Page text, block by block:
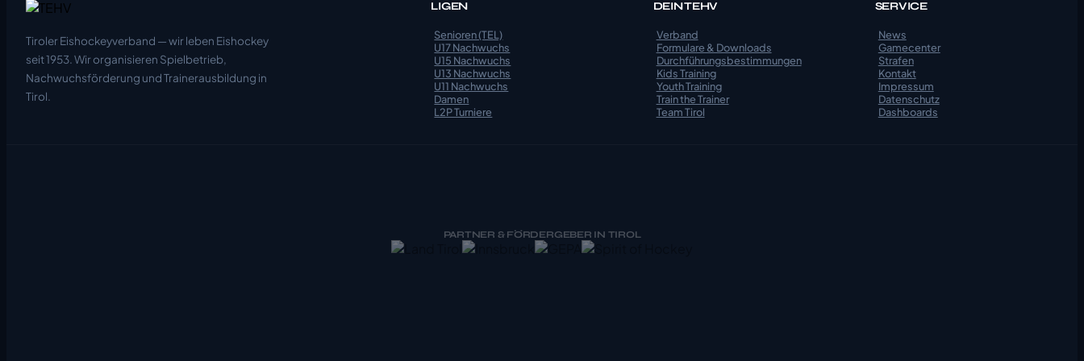
Tiroler Eishockeyverband — wir leben Eishockey
seit 1953. Wir organisieren Spielbetrieb,
Nachwuchsförderung und Trainerausbildung in
Tirol.
LIGEN
Senioren (TEL)
U17 Nachwuchs
U15 Nachwuchs
U13 Nachwuchs
U11 Nachwuchs
Damen
L2P Turniere
DEIN TEHV
Verband
Formulare & Downloads
Durchführungsbestimmungen
Kids Training
Youth Training
Train the Trainer
Team Tirol
SERVICE
News
Gamecenter
Strafen
Kontakt
Impressum
Datenschutz
Dashboards
PARTNER & FÖRDERGEBER IN TIROL